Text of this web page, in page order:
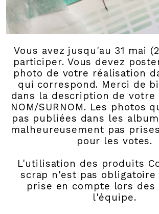
Vous avez jusqu'au 31 mai
participer. Vous devez
photo de votre réalisation
qui correspond. Merci de
dans la description de votre
NOM/SURNOM. Les photos
pas publiées dans les
malheureusement pas
pour les votes.
L'utilisation des produits
scrap n'est pas obligatoire
prise en compte lors des
l'équipe.